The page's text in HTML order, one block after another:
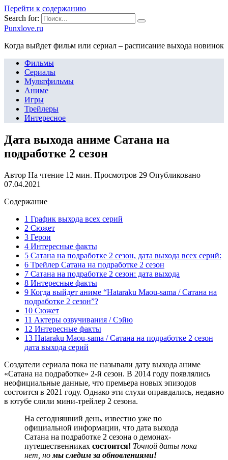
Перейти к содержанию
Search for:
Punxlove.ru
Когда выйдет фильм или сериал – расписание выхода новинок
Фильмы
Сериалы
Мультфильмы
Аниме
Игры
Трейлеры
Интересное
Дата выхода аниме Сатана на
подработке 2 сезон
Автор На чтение 12 мин. Просмотров 29 Опубликовано
07.04.2021
Содержание
1 График выхода всех серий
2 Сюжет
3 Герои
4 Интересные факты
5 Сатана на подработке 2 сезон, дата выхода всех серий:
6 Трейлер Сатана на подработке 2 сезон
7 Сатана на подработке 2 сезон: дата выхода
8 Интересные факты
9 Когда выйдет аниме “Hataraku Maou-sama / Сатана на
подработке 2 сезон”?
10 Сюжет
11 Актеры озвучивания / Сэйю
12 Интересные факты
13 Hataraku Maou-sama / Сатана на подработке 2 сезон
дата выхода серий
Создатели сериала пока не называли дату выхода аниме
«Сатана на подработке» 2-й сезон. В 2014 году появлялись
неофициальные данные, что премьера новых эпизодов
состоится в 2021 году. Однако эти слухи оправдались, недавно
в ютубе слили мини-трейлер 2 сезона.
На сегодняшний день, известно уже по
официальной информации, что дата выхода
Сатана на подработке 2 сезона о демонах-
путешественниках состоится! Точной даты пока
нет, номы следим за обновлениями!